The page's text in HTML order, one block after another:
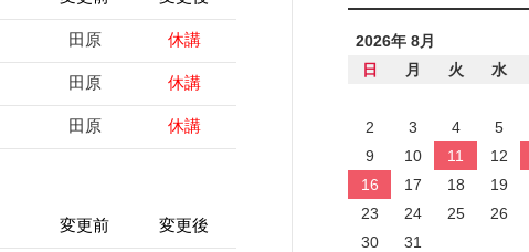
田原 休講
田原 休講
田原 休講
変更前 変更後
2026年 8月
日
月 火 水
2
3 4 5
9
10 11 12
16
17 18 19
23
24 25 26
30
31